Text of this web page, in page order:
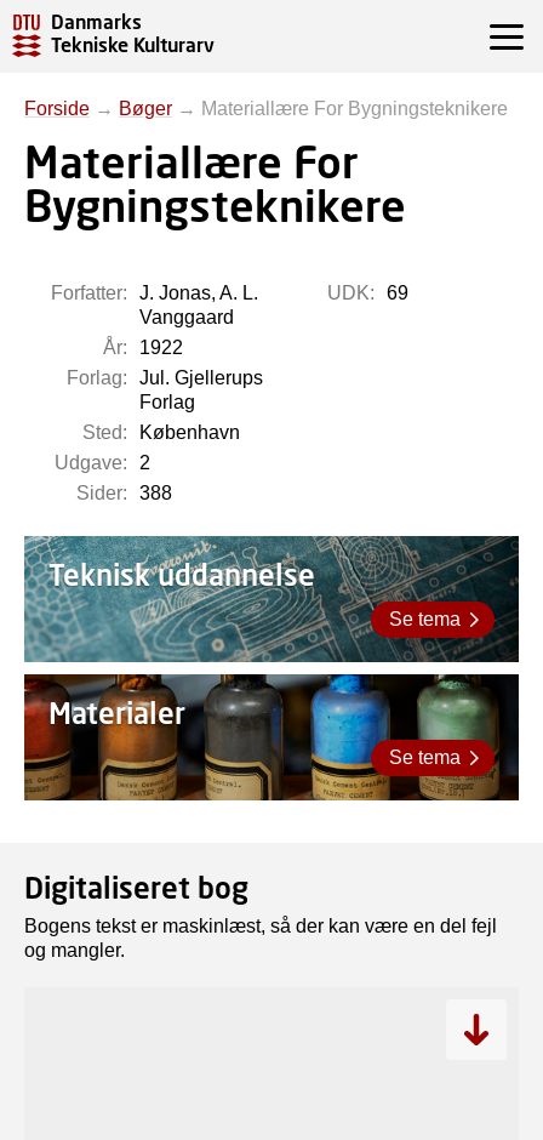
Danmarks
Tekniske Kulturarv
Forside → Bøger → Materiallære For Bygningsteknikere
Materiallære For
Bygningsteknikere
Forfatter:
J. Jonas, A. L.
Vanggaard
År:
1922
Forlag:
Jul. Gjellerups
Forlag
Sted:
København
Udgave:
2
Sider:
388
UDK: 69
Teknisk uddannelse
Se tema
Materialer
Se tema
Digitaliseret bog
Bogens tekst er maskinlæst, så der kan være en del fejl
og mangler.